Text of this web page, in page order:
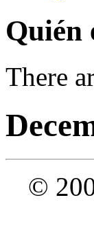
Quién
There
©